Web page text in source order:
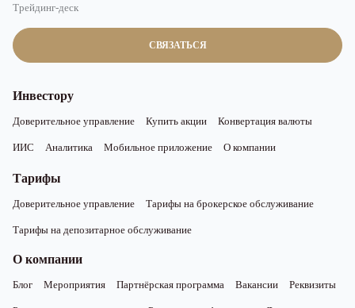
СВЯЗАТЬСЯ
Трейдинг-деск
Инвестору
Доверительное управление Купить акции Конвертация валюты
ИИС Аналитика Мобильное приложение О компании
Тарифы
Доверительное управление Тарифы на брокерское обслуживание
Тарифы на депозитарное обслуживание
О компании
Блог Мероприятия Партнёрская программа Вакансии Реквизиты